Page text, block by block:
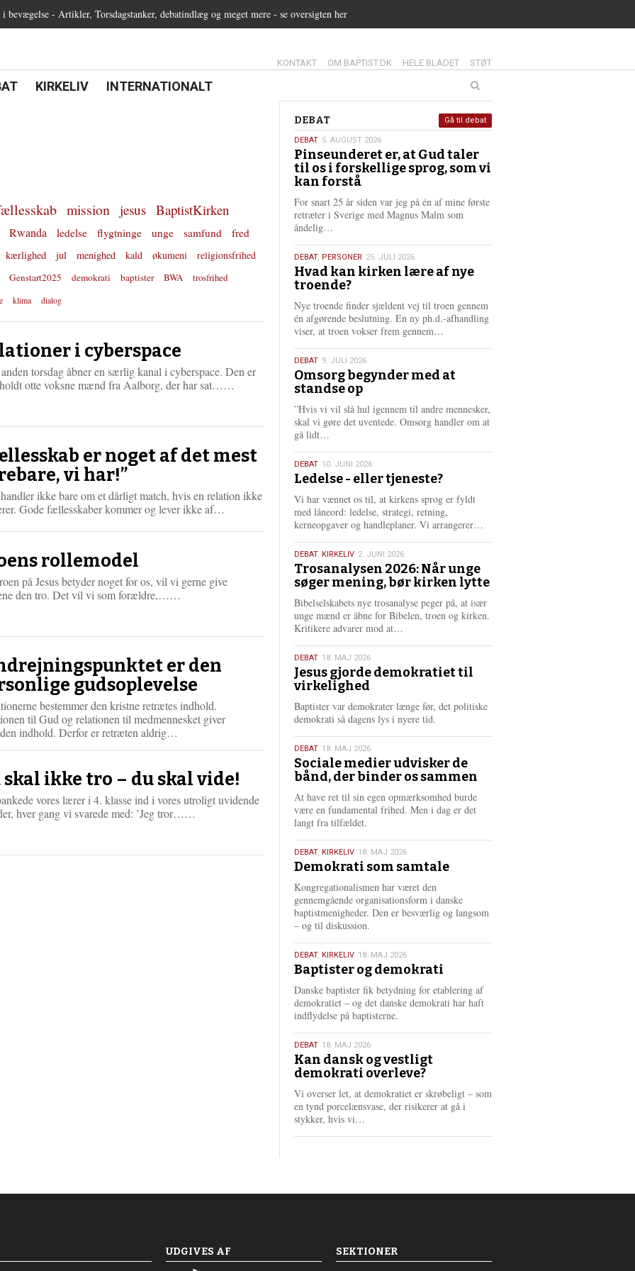
bevægelse - Artikler, Torsdagstanker, debatindlæg og meget mere - se oversigten her
13.0:
KONTAKT 14.0:
OM BAPTIST.DK 15.0:
HELE BLADET 16.0:
STØT
21.0:
KIRKELIV 22.0:
INTERNATIONALT
mission jesus BaptistKirken
Rwanda ledelse flygtninge unge samfund
fred
kærlighed jul menighed kald økumeni
religionsfrihed
Genstart2025 demokrati baptister BWA
trosfrihed
klima dialog
i cyberspace
torsdag åbner en særlig kanal i cyberspace. Den er
otte voksne mænd fra Aalborg, der har sat……
m
r
e
er noget af det mest
vi har!”
ikke bare om et dårligt match, hvis en relation ikke
Gode fællesskaber kommer og lever ikke af…
s
e
rollemodel
på Jesus betyder noget for os, vil vi gerne give
den tro. Det vil vi som forældre,……
m
r
e
er den
gudsoplevelse
bestemmer den kristne retrætes indhold.
til Gud og relationen til medmennesket giver
indhold. Derfor er retræten aldrig…
m
e
r
skal ikke tro – du skal vide!
vores lærer i 4. klasse ind i vores utroligt uvidende
hver gang vi svarede med: ’Jeg tror……
m
Debat
DEBAT
5.
august
2026
DEBAT 5. AUGUST 2026
Pinseunderet er, at Gud taler
til os i forskellige sprog, som vi
kan forstå
For snart 25 år siden var jeg på én af mine første
retræter i Sverige med Magnus Malm som
åndelig…
s
m
e
r
e
25.
juli
2026
DEBAT, PERSONER 25. JULI 2026
Hvad kan kirken lære af nye
troende?
Nye troende finder sjældent vej til troen gennem
én afgørende beslutning. En ny ph.d.-afhandling
viser, at troen vokser frem gennem…
e
e
9.
juli
2026
DEBAT 9. JULI 2026
Omsorg begynder med at
standse op
”Hvis vi vil slå hul igennem til andre mennesker,
skal vi gøre det uventede. Omsorg handler om at
gå lidt…
s
e
r
e
10.
juni
2026
DEBAT 10. JUNI 2026
Ledelse - eller tjeneste?
Vi har vænnet os til, at kirkens sprog er fyldt
med låneord: ledelse, strategi, retning,
kerneopgaver og handleplaner. Vi arrangerer…
r
e
2.
juni
2026
DEBAT, KIRKELIV 2. JUNI 2026
Trosanalysen 2026: Når unge
søger mening, bør kirken lytte
Bibelselskabets nye trosanalyse peger på, at især
unge mænd er åbne for Bibelen, troen og kirken.
Kritikere advarer mod at…
e
e
18.
maj
2026
DEBAT 18. MAJ 2026
Jesus gjorde demokratiet til
virkelighed
Baptister var demokrater længe før, det politiske
demokrati så dagens lys i nyere tid.
18.
maj
2026
DEBAT 18. MAJ 2026
Sociale medier udvisker de
bånd, der binder os sammen
At have ret til sin egen opmærksomhed burde
være en fundamental frihed. Men i dag er det
langt fra tilfældet.
18.
maj
2026
DEBAT, KIRKELIV 18. MAJ 2026
Demokrati som samtale
Kongregationalismen har været den
gennemgående organisationsform i danske
baptistmenigheder. Den er besværlig og langsom
– og til diskussion.
18.
maj
2026
DEBAT, KIRKELIV 18. MAJ 2026
Baptister og demokrati
Danske baptister fik betydning for etablering af
demokratiet – og det danske demokrati har haft
indflydelse på baptisterne.
18.
maj
2026
DEBAT 18. MAJ 2026
Kan dansk og vestligt
demokrati overleve?
Vi overser let, at demokratiet er skrøbeligt – som
en tynd porcelænsvase, der risikerer at gå i
stykker, hvis vi…
e
Gå til debat
UDGIVES AF SEKTIONER